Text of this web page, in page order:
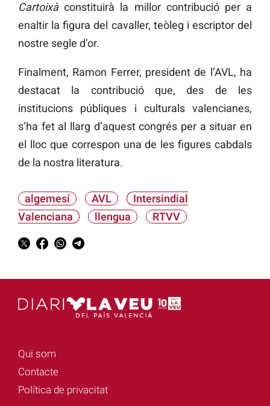
Cartoixàconstituirà la millor contribució per a
enaltir la figura del cavaller, teòleg i escriptor del
nostre segle d’or.
Finalment, Ramon Ferrer, president de l’AVL, ha
destacat la contribució que, des de les
institucions públiques i culturals valencianes,
s’ha fet al llarg d’aquest congrés per a situar en
el lloc que correspon una de les figures cabdals
de la nostra literatura.
algemesí AVL
Intersindial
Valenciana
llengua RTVV
Qui som
Contacte
Política de privacitat